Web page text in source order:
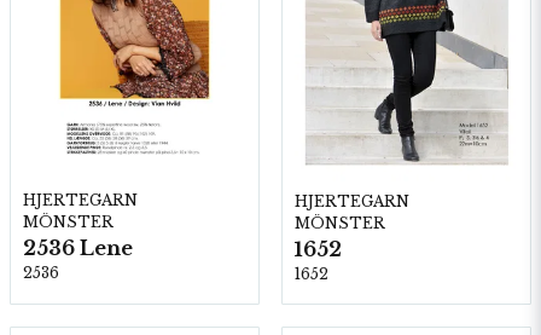
HJERTEGARN
MÖNSTER
2536 Lene
2536
HJERTEGARN
MÖNSTER
1652
1652